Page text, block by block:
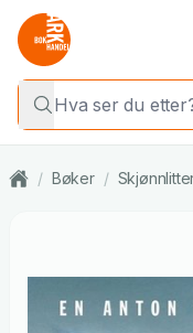
/ Bøker /